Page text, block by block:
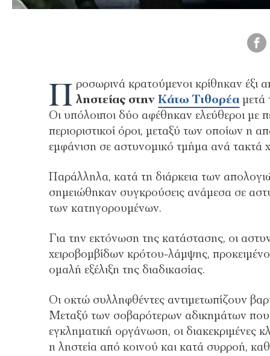
Π ροσωρινά κρατούμενοι κρίθηκαν
ληστείας στην Κάτω Τιθορέα μετά
Οι υπόλοιποι δύο αφέθηκαν ελεύθεροι με
περιοριστικοί όροι, μεταξύ των οποίων η
εμφάνιση σε αστυνομικό τμήμα ανά τακτά
Παράλληλα, κατά τη διάρκεια των
σημειώθηκαν συγκρούσεις ανάμεσα σε
των κατηγορουμένων.
Για την εκτόνωση της κατάστασης, οι
χειροβομβίδων κρότου-λάμψης,
ομαλή εξέλιξη της διαδικασίας.
Οι οκτώ συλληφθέντες αντιμετωπίζουν
Μεταξύ των σοβαρότερων αδικημάτων που
εγκληματική οργάνωση, οι διακεκριμένες
η ληστεία από κοινού και κατά συρροή,